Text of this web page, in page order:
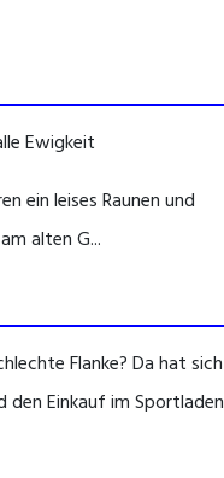
Ewigkeit
ein leises Raunen und
alten G...
Flanke? Da hat sich
den Einkauf im Sportladen